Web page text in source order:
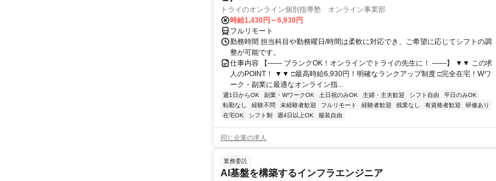
トライのオンライン個別指導塾 オンライン事業部
時給1,430円～6,930円
フルリモート
勤務時間 担当科目や勤務曜日/時間は柔軟に対応でき、ご希望に応じてシフトの調
整が可能です。
仕事内容 【―― ブランクOK！オンラインでトライの先生に！ ――】 ▼▼ この求
人のPOINT！ ▼▼ □最高時給6,930円！明確なランクアップ制度 □完全在宅！Wワ
ーク・副業に最適なオンライン指...
週1日からOK 副業・WワークOK 土日祝のみOK 主婦・主夫歓迎 シフト自由
平日のみOK
転勤なし
経験不問 未経験者歓迎 フルリモート 経験者歓迎 残業なし 有資格者歓迎
研修あり
在宅OK
シフト制 週4日以上OK 服装自由
同じ企業の求人
業務委託
AI基盤を構築するインフラエンジニア